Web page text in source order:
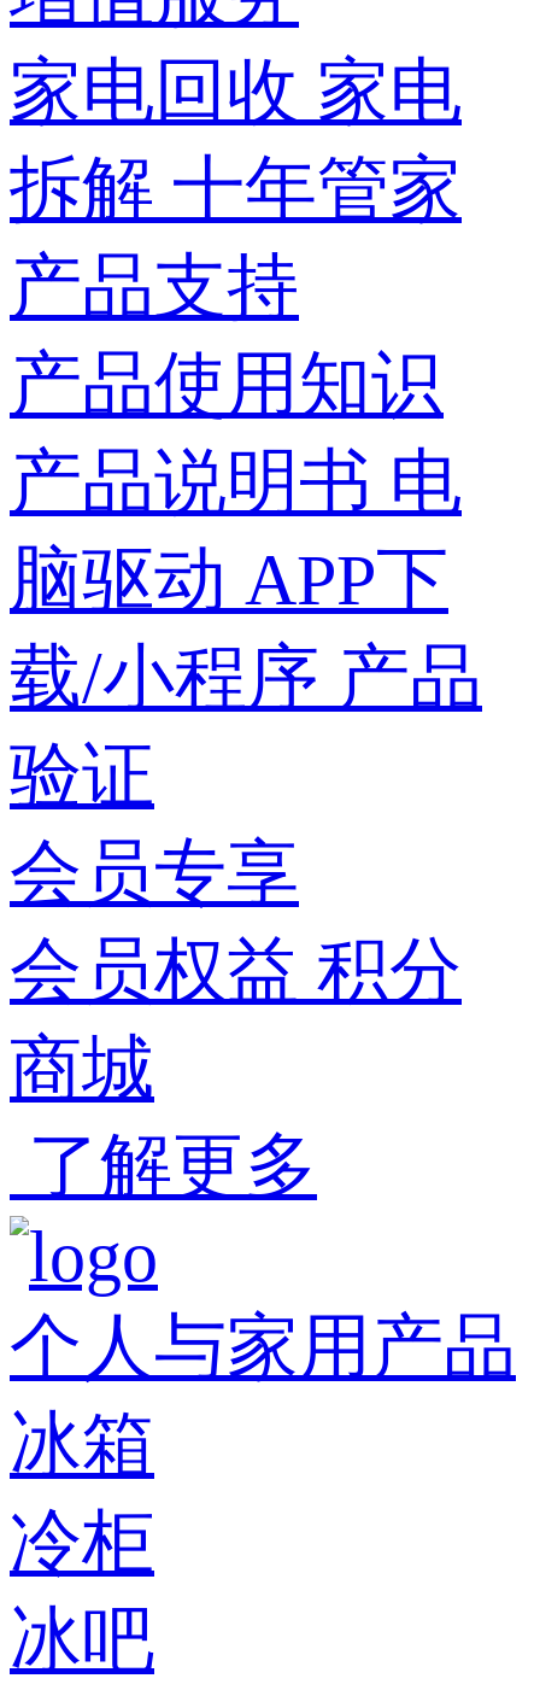
家电回收 家电
拆解 十年管家
产品支持
产品使用知识
产品说明书 电
脑驱动 APP下
载/小程序 产品
验证
会员专享
会员权益 积分
商城
了解更多
个人与家用产品
冰箱
冷柜
冰吧